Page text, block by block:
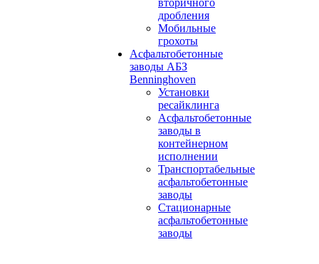
вторичного
дробления
Мобильные
грохоты
Асфальтобетонные
заводы АБЗ
Benninghoven
Установки
ресайклинга
Асфальтобетонные
заводы в
контейнерном
исполнении
Транспортабельные
асфальтобетонные
заводы
Стационарные
асфальтобетонные
заводы